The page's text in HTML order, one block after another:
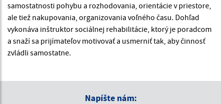
samostatnosti pohybu a rozhodovania, orientácie v priestore,
ale tiež nakupovania, organizovania voľného času. Dohľad
vykonáva inštruktor sociálnej rehabilitácie, ktorý je poradcom
a snaží sa prijímateľov motivovať a usmerniť tak, aby činnosť
zvládli samostatne.
Napíšte nám: